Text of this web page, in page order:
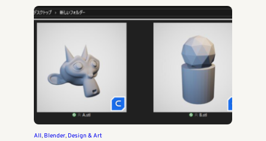
All, Blender, Design & Art